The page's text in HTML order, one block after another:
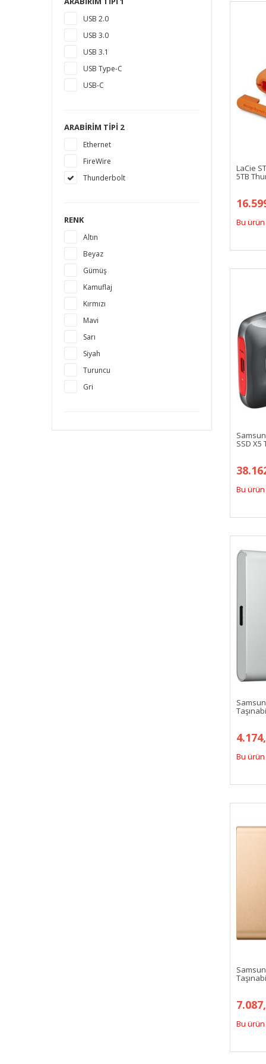
18 TB
1,5 TB
14 TB
USB 2.0
USB 3.0
USB 3.1
USB Type-C
USB-C
ARABIRIM TIPI 2
Ethernet
FireWire
Thunderbolt
RENK
Altın
Beyaz
Gümüş
Kamuflaj
Kırmızı
Mavi
Sarı
Siyah
Turuncu
Gri
LaCie
5TB
Bu
SSD X5
Bu
Bu
Bu